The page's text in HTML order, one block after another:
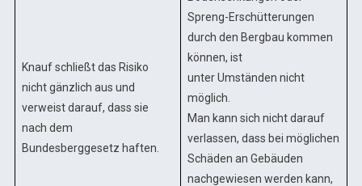
Knauf schließt das Risiko
nicht gänzlich aus und
verweist darauf, dass sie
nach dem
Bundesberggesetz haften.
Spreng-Erschütterungen
durch den Bergbau kommen
können, ist
unter Umständen nicht
möglich.
Man kann sich nicht darauf
verlassen, dass bei möglichen
Schäden an Gebäuden
nachgewiesen werden kann,